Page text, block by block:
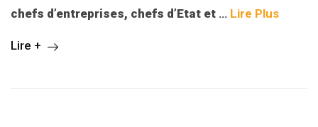
chefs d’entreprises, chefs d’Etat et … Lire Plus
Lire +